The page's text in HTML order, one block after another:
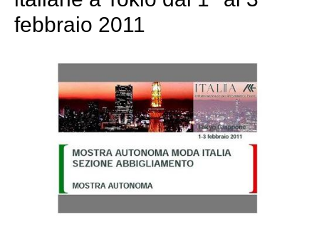
febbraio 2011